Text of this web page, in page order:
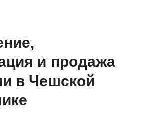
и продажа
в Чешской